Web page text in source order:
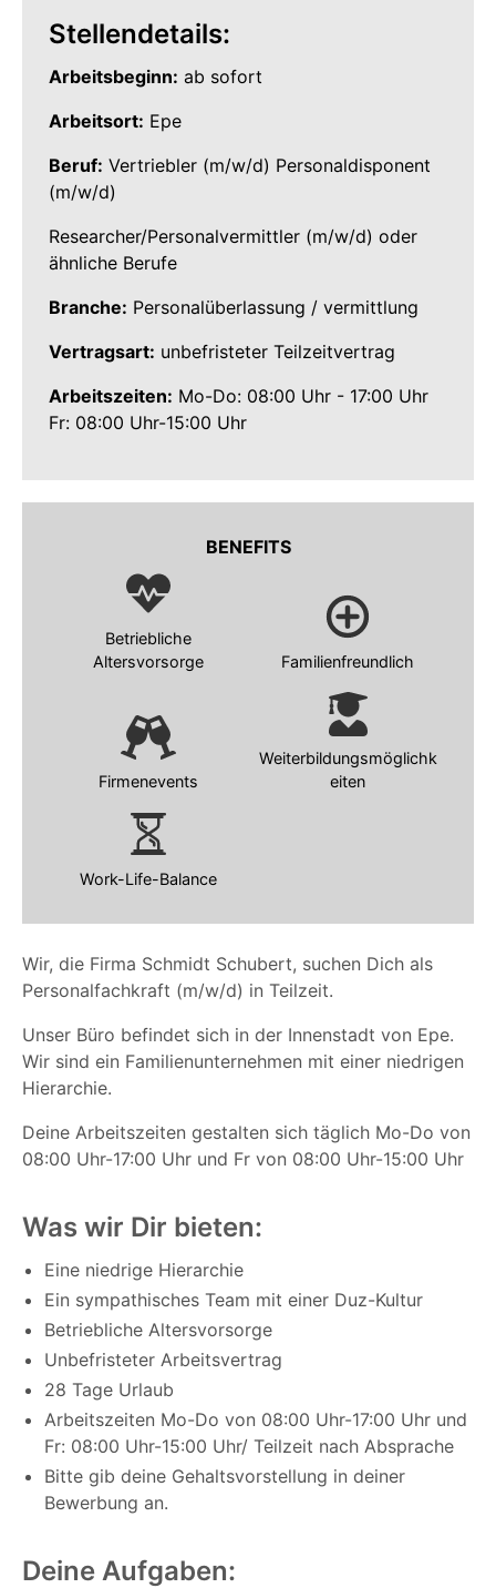
Wir, die Firma Schmidt Schubert, suchen Dich als
Personalfachkraft (m/w/d) in Teilzeit.
Unser Büro befindet sich in der Innenstadt von Epe.
Wir sind ein Familienunternehmen mit einer niedrigen
Hierarchie.
Deine Arbeitszeiten gestalten sich täglich Mo-Do von
08:00 Uhr-17:00 Uhr und Fr von 08:00 Uhr-15:00 Uhr
Was wir Dir bieten:
Eine niedrige Hierarchie
Ein sympathisches Team mit einer Duz-Kultur
Betriebliche Altersvorsorge
Unbefristeter Arbeitsvertrag
28 Tage Urlaub
Arbeitszeiten Mo-Do von 08:00 Uhr-17:00 Uhr und
Fr: 08:00 Uhr-15:00 Uhr/ Teilzeit nach Absprache
Bitte gib deine Gehaltsvorstellung in deiner
Bewerbung an.
Deine Aufgaben:
Stellendetails:
Arbeitsbeginn: ab sofort
Arbeitsort: Epe
Beruf: Vertriebler (m/w/d) Personaldisponent
(m/w/d)
Researcher/Personalvermittler (m/w/d) oder
ähnliche Berufe
Branche: Personalüberlassung / vermittlung
Vertragsart: unbefristeter Teilzeitvertrag
Arbeitszeiten: Mo-Do: 08:00 Uhr - 17:00 Uhr
Fr: 08:00 Uhr-15:00 Uhr
BENEFITS
Betriebliche
Altersvorsorge
Familienfreundlich
Firmenevents
Weiterbildungsmöglichk
eiten
Work-Life-Balance